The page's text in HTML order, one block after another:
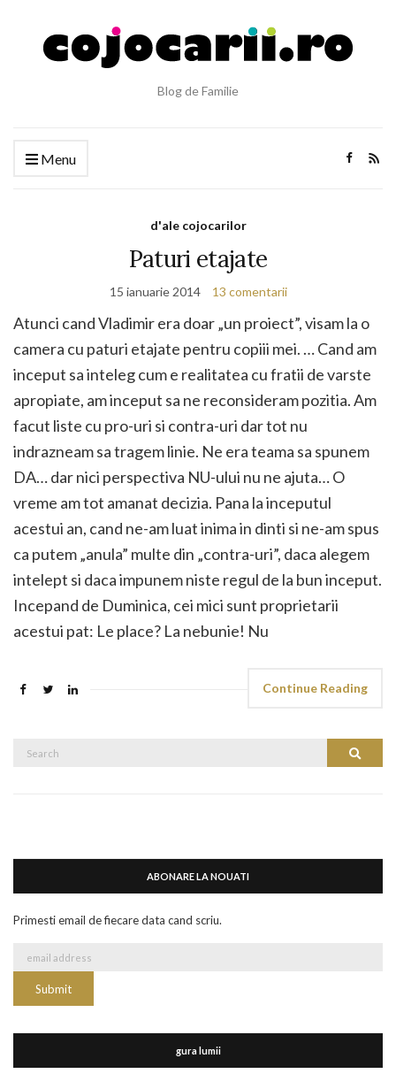
Blog de Familie
Menu
d'ale cojocarilor
Paturi etajate
15 ianuarie 2014 13 comentarii
Atunci cand Vladimir era doar „un proiect”, visam la o
camera cu paturi etajate pentru copiii mei. … Cand am
inceput sa inteleg cum e realitatea cu fratii de varste
apropiate, am inceput sa ne reconsideram pozitia. Am
facut liste cu pro-uri si contra-uri dar tot nu
indrazneam sa tragem linie. Ne era teama sa spunem
DA… dar nici perspectiva NU-ului nu ne ajuta… O
vreme am tot amanat decizia. Pana la inceputul
acestui an, cand ne-am luat inima in dinti si ne-am spus
ca putem „anula” multe din „contra-uri”, daca alegem
intelept si daca impunem niste regul de la bun inceput.
Incepand de Duminica, cei mici sunt proprietarii
acestui pat: Le place? La nebunie! Nu
Continue Reading
Search
ABONARE LA NOUATI
Primesti email de fiecare data cand scriu.
gura lumii